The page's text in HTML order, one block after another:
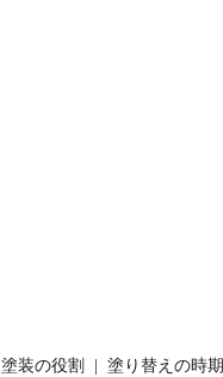
塗装の役割 塗り替えの時期